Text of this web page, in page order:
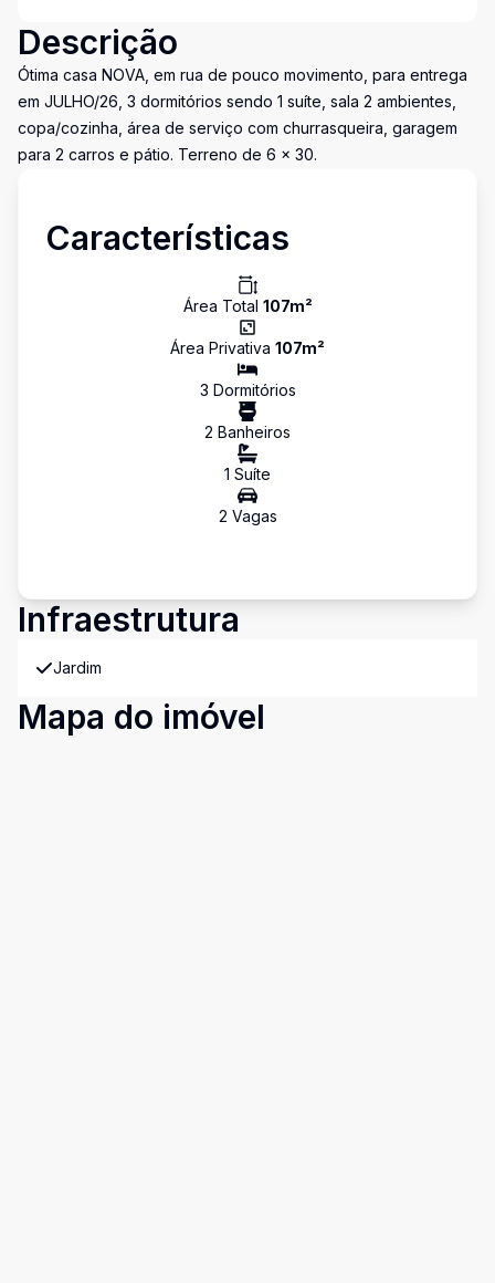
Descrição
Ótima casa NOVA, em rua de pouco movimento, para entrega
em JULHO/26, 3 dormitórios sendo 1 suíte, sala 2 ambientes,
copa/cozinha, área de serviço com churrasqueira, garagem
para 2 carros e pátio. Terreno de 6 x 30.
Características
Área Total 107m²
Área Privativa 107m²
3 Dormitórios
2 Banheiros
1 Suíte
2 Vagas
Infraestrutura
Jardim
Mapa do imóvel